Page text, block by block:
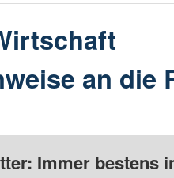
an die
Immer bestens